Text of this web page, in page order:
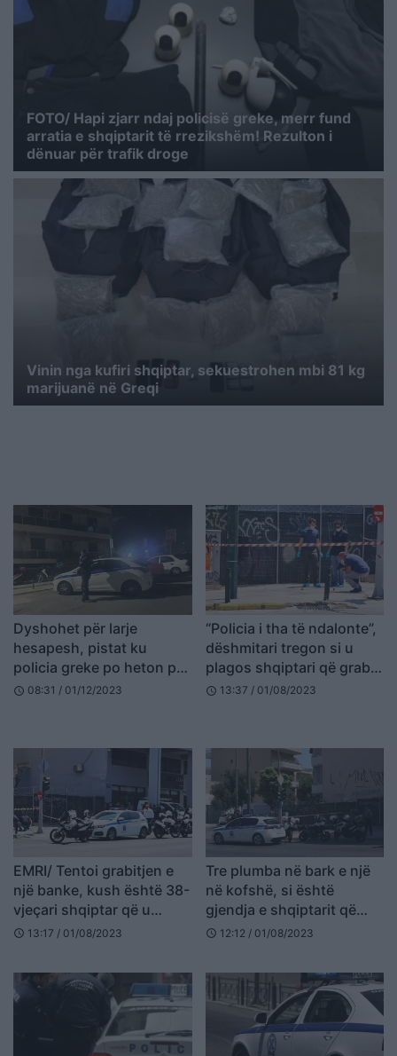
FOTO/ Hapi zjarr ndaj policisë greke, merr fund
arratia e shqiptarit të rrezikshëm! Rezulton i
dënuar për trafik droge
Vinin nga kufiri shqiptar, sekuestrohen mbi 81 kg
marijuanë në Greqi
Dyshohet për larje
hesapesh, pistat ku
policia greke po heton për
vrasjen e 56-vjeçarit
schedule 08:31 / 01/12/2023
“Policia i tha të ndalonte”,
dëshmitari tregon si u
plagos shqiptari që grabiti
bankën në Greqi: Dëgjova
schedule 13:37 / 01/08/2023
EMRI/ Tentoi grabitjen e
një banke, kush është 38-
vjeçari shqiptar që u
plagos nga polici grek
schedule 13:17 / 01/08/2023
Tre plumba në bark e një
në kofshë, si është
gjendja e shqiptarit që
tentoi të grabiste bankën
nga policia
schedule 12:12 / 01/08/2023